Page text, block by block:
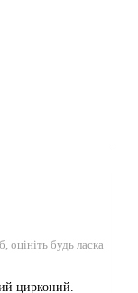
оцініть будь ласка
цирконий.